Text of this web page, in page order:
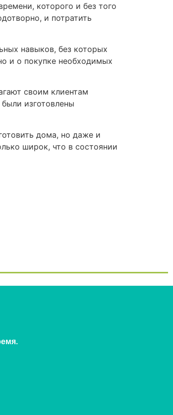
которого и без того
и потратить
навыков, без которых
и о покупке необходимых
своим клиентам
изготовлены
дома, но даже и
широк, что в состоянии